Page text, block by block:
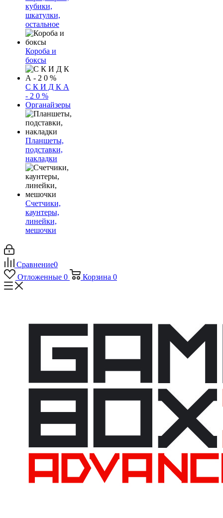
кубики,
шкатулки,
остальное
Короба и
боксы
С К И Д К А
- 2 0 %
Органайзеры
Планшеты,
подставки,
накладки
Счетчики,
каунтеры,
линейки,
мешочки
Сравнение0
Отложенные 0 Корзина 0